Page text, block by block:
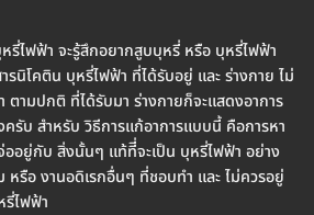
รี่ไฟฟ้า จะรู้สึกอยากสูบบุหรี่ หรือ บุหรี่ไฟฟ้า
รนิโคติน บุหรี่ไฟฟ้า ที่ได้รับอยู่ และ ร่างกาย ไม่
ตามปกติ ที่ได้รับมา ร่างกายก็จะแสดงอาการ
รับ สำหรับ วิธีการแก้อาการแบบนี้ คือการหา
จ่ออยู่กับ สิ่งนั้นๆ แท้ทีี่จะเป็น บุหรี่ไฟฟ้า อย่าง
หรือ งานอดิเรกอื่นๆ ที่ชอบทำ และ ไม่ควรอยู่
ไฟฟ้า